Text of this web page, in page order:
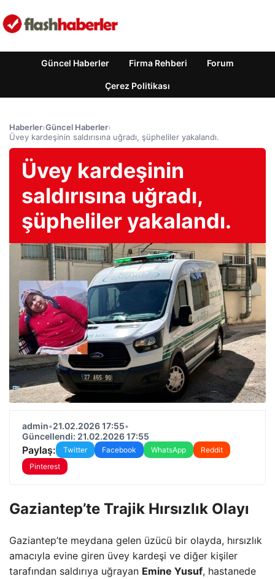
Güncel Haberler Firma Rehberi Forum
Çerez Politikası
Haberler›Güncel Haberler›
Üvey kardeşinin saldırısına uğradı, şüpheliler yakalandı.
Üvey kardeşinin
saldırısına uğradı,
şüpheliler yakalandı.
admin•21.02.2026 17:55•
Güncellendi: 21.02.2026 17:55
Paylaş: Twitter Facebook WhatsApp
Reddit
Pinterest
Gaziantep’te Trajik Hırsızlık Olayı
Gaziantep’te meydana gelen üzücü bir olayda, hırsızlık
amacıyla evine giren üvey kardeşi ve diğer kişiler
tarafından saldırıya uğrayan Emine Yusuf, hastanede